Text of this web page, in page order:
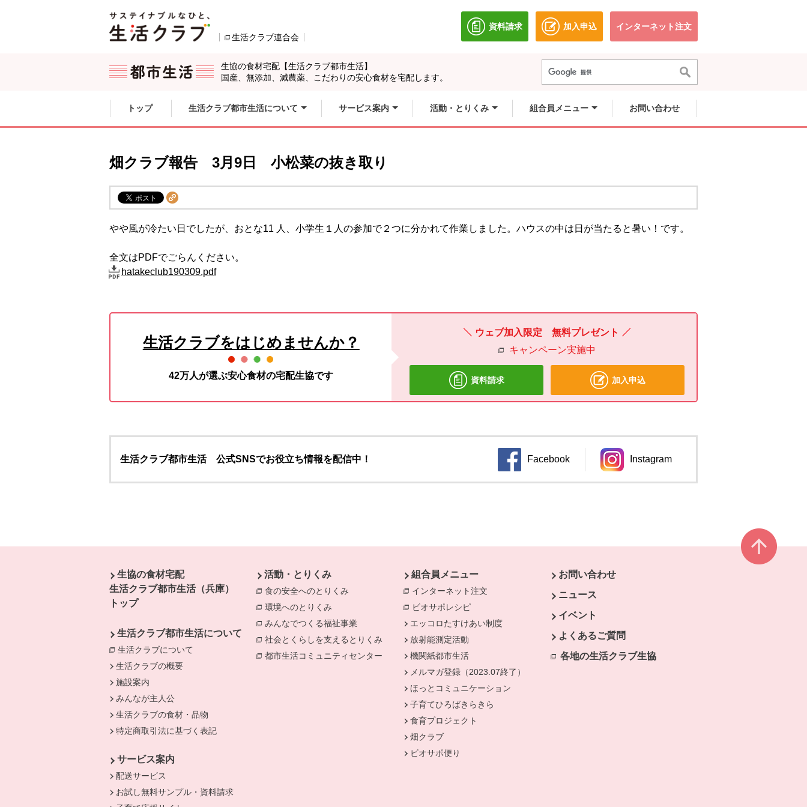
生活クラブ連合会
資料請求
別のウィンドウで開きます。
加入申込
別のウィンドウで開きます。
インターネット注文別のウィンドウで開きます。
生協の食材宅配【生活クラブ都市生活】
国産、無添加、減農薬、こだわりの安心食材を宅配します。
ここからサイト内共通メニューです。
サイト内共通メニューをスキップする
トップ 生活クラブ都市生活について サービス案内 活動・とりくみ 組合員メニュー お問い合わせ
畑クラブ報告 3月9日 小松菜の抜き取り
やや風が冷たい日でしたが、おとな11 人、小学生１人の参加で２つに分かれて作業しました。ハウスの中は日が当たると暑い！です。
全文はPDFでごらんください。
hatakeclub190309.pdf
生活クラブをはじめませんか？
42万人が選ぶ安心食材の宅配生協です
ウェブ加入限定 無料プレゼント
キャンペーン実施中
資料請求 加入申込
生活クラブ都市生活 公式SNSでお役立ち情報を配信中！ Facebook
別のウィンドウで開きます。
Instagram
別のウィンドウで開きます。
生協の食材宅配
生活クラブ都市生活（兵庫）
トップ
生活クラブ都市生活について
生活クラブについて
別のウィンドウで開きます。
生活クラブの概要
施設案内
みんなが主人公
生活クラブの食材・品物
特定商取引法に基づく表記
サービス案内
配送サービス
お試し無料サンプル・資料請求
活動・とりくみ
食の安全へのとりくみ 別のウィンドウで開きます。
環境へのとりくみ 別のウィンドウで開きます。
みんなでつくる福祉事業 別のウィンドウで開きます。
社会とくらしを支えるとりくみ 別のウィンドウで開きます。
都市生活コミュニティセンター 別のウィンドウで開きます。
組合員メニュー
インターネット注文 別のウィンドウで開きます。
ビオサポレシピ
エッコロたすけあい制度
放射能測定活動
機関紙都市生活
メルマガ登録（2023.07終了）
ほっとコミュニケーション
子育てひろばきらきら
食育プロジェクト
畑クラブ
ビオサポ便り
お問い合わせ
ニュース
イベント
よくあるご質問
各地の生活クラブ生協